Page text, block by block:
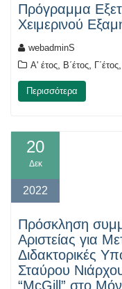
Πρόγραμμα
Χειμερινού
webadminS
Α' έτος Β΄έτος Γ΄έτος
Περισσότερα
20
Δεκ
2022
Πρόσκληση
Αριστείας για
Διδακτορικές
Σταύρου
“McGill” στο